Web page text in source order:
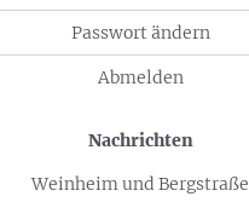
Passwort ändern
Abmelden
Nachrichten
Weinheim und Bergstraße